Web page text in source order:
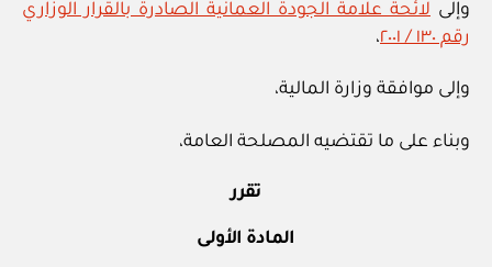
وإلى لائحة علامة الجودة العمانية الصادرة بالقرار الوزاري
رقم ١٣٠ / ٢٠٠١
،
وإلى موافقة وزارة المالية،
وبناء على ما تقتضيه المصلحة العامة،
تقرر
المادة الأولى